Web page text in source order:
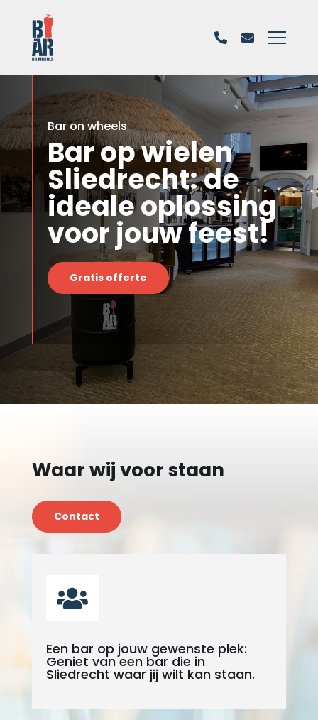
Bar on wheels
Bar op wielen
Sliedrecht: de
ideale oplossing
voor jouw feest!
Gratis offerte
Waar wij voor staan
Contact

Een bar op jouw gewenste plek:
Geniet van een bar die in
Sliedrecht waar jij wilt kan staan.